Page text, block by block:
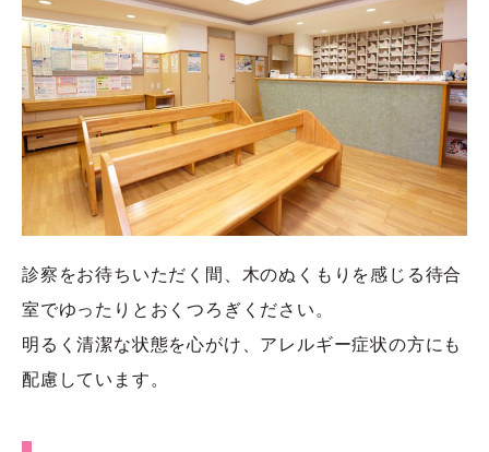
診察をお待ちいただく間、木のぬくもりを感じる待合
室でゆったりとおくつろぎください。
明るく清潔な状態を心がけ、アレルギー症状の方にも
配慮しています。